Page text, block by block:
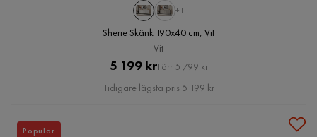
+1
Sherie Skänk 190x40 cm, Vit
Vit
Pris
5 199 krOriginal
Pris
Förr 5 799 kr
Tidigare lägsta pris 5 199 kr
Populär